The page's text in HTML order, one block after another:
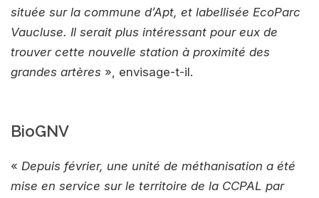
située sur la commune d’Apt, et labellisée EcoParc
Vaucluse. Il serait plus intéressant pour eux de
trouver cette nouvelle station à proximité des
grandes artères », envisage-t-il.
BioGNV
« Depuis février, une unité de méthanisation a été
mise en service sur le territoire de la CCPAL par